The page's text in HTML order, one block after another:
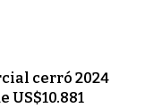
cerró 2024
US$10.881